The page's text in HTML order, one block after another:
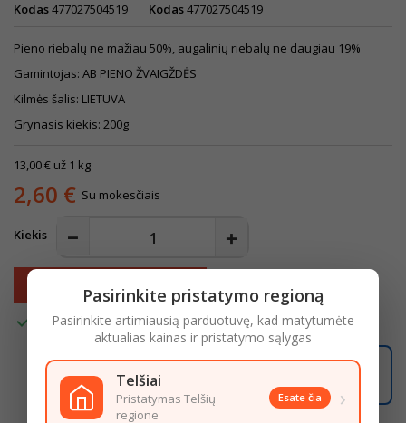
Kodas477027504519 Kodas477027504519
Pieno riebalų ne mažiau 50%, augalinių riebalų ne daugiau 19%
Gamintojas: AB PIENO ŽVAIGŽDĖS
Kilmės šalis: LIETUVA
Grynasis kiekis: 200g
13,00 € už 1 kg
2,60 € Su mokesčiais
Kiekis
Į krepšelį
 Turime
07:18:52
LIKO ŠIANDIENAI
Užsisakę iki
Pasirinkite pristatymo regioną
Pasirinkite artimiausią parduotuvę, kad matytumėte
aktualias kainas ir pristatymo sąlygas
Telšiai
Pristatymas Telšių
regione
Esate čia ›